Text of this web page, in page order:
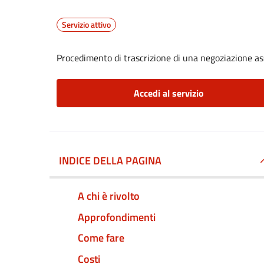
Servizio attivo
Procedimento di trascrizione di una negoziazione
Accedi al servizio
INDICE DELLA PAGINA
A chi è rivolto
Approfondimenti
Come fare
Costi